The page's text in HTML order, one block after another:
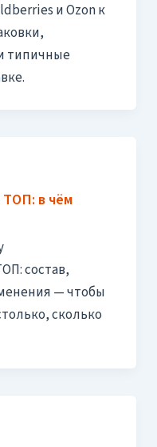
и Ozon к
типичные
в чём
состав,
— чтобы
сколько